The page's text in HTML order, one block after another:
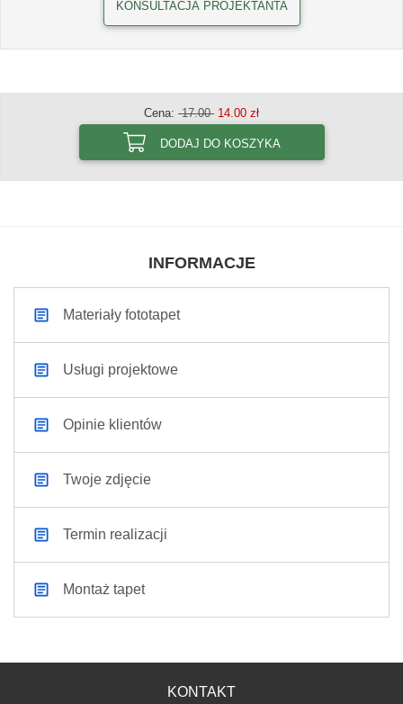
KONSULTACJA PROJEKTANTA
Cena: 17.00 14.00 zł
DODAJ DO KOSZYKA
INFORMACJE
Materiały fototapet
Usługi projektowe
Opinie klientów
Twoje zdjęcie
Termin realizacji
Montaż tapet
KONTAKT